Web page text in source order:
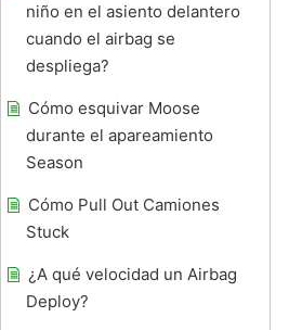
niño en el asiento delantero
cuando el airbag se
despliega?
Cómo esquivar Moose
durante el apareamiento
Season
Cómo Pull Out Camiones
Stuck
¿A qué velocidad un Airbag
Deploy?